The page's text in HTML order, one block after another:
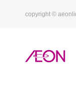
copyright ©